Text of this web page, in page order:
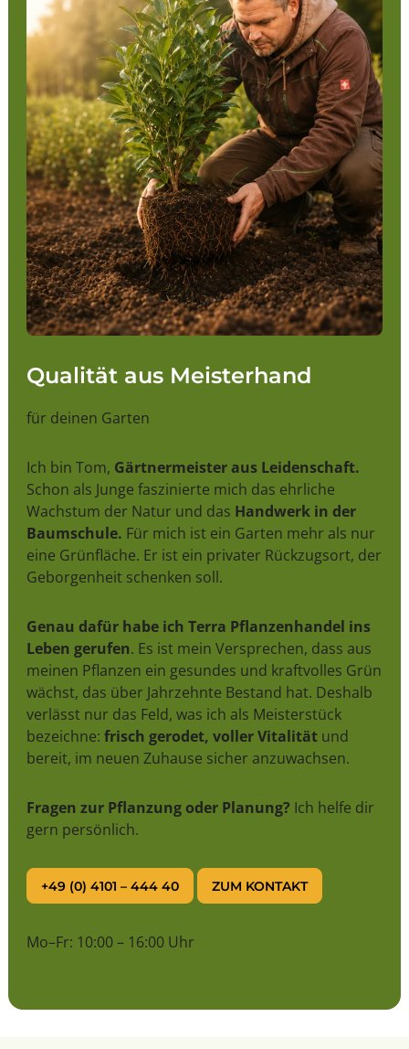
Qualität aus Meisterhand
für deinen Garten
Ich bin Tom, Gärtnermeister aus Leidenschaft.
Schon als Junge faszinierte mich das ehrliche
Wachstum der Natur und das Handwerk in der
Baumschule. Für mich ist ein Garten mehr als nur
eine Grünfläche. Er ist ein privater Rückzugsort, der
Geborgenheit schenken soll.
Genau dafür habe ich Terra Pflanzenhandel ins
Leben gerufen. Es ist mein Versprechen, dass aus
meinen Pflanzen ein gesundes und kraftvolles Grün
wächst, das über Jahrzehnte Bestand hat. Deshalb
verlässt nur das Feld, was ich als Meisterstück
bezeichne: frisch gerodet, voller Vitalitätund
bereit, im neuen Zuhause sicher anzuwachsen.
Fragen zur Pflanzung oder Planung? Ich helfe dir
gern persönlich.
+49 (0) 4101 – 444 40 ZUM KONTAKT
Mo–Fr: 10:00 – 16:00 Uhr